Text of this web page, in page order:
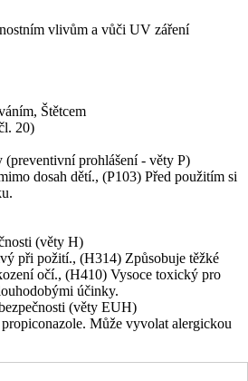
vlivům a vůči UV záření
Štětcem
20)
(preventivní prohlášení - věty P)
dosah dětí., (P103) Před použitím si
(věty H)
při požití., (H314) Způsobuje těžké
očí., (H410) Vysoce toxický pro
účinky.
(věty EUH)
Může vyvolat alergickou